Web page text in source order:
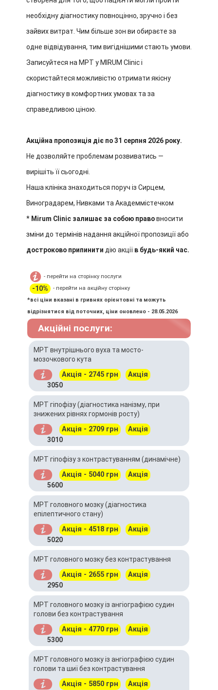
необхідну діагностику повноцінно, зручно і без
зайвих витрат. Чим більше зон ви обираєте за
одне відвідування, тим вигіднішими стають умови.
Записуйтеся на МРТ у MIRUM Clinic і
скористайтеся можливістю отримати якісну
діагностику в комфортних умовах та за
справедливою ціною.
Акційна пропозиція діє по 31 серпня 2026 року.
Не дозволяйте проблемам розвиватись —
вирішіть її сьогодні.
Наша клініка знаходиться поруч із Сирцем,
Виноградарем, Нивками та Академмістечком
* Mirum Clinic залишає за собою правовносити
зміни до термінів надання акційної пропозиції або
достроково припинити дію акції в будь-який час.
- перейти на сторінку послуги
-10%
- перейти на акційну сторінку
*всі ціни вказані в гривнях орієнтовні та можуть
відрізнятися від поточних, ціни оновлено - 28.05.2026
Акційні послуги:
МРТ внутрішнього вуха та мосто-
мозочкового кута
Акція - 2745 грн Акція
3050
МРТ гіпофізу (діагностика нанізму, при
знижених рівнях гормонів росту)
Акція - 2709 грн Акція
3010
МРТ гіпофізу з контрастуванням (динамічне)
Акція - 5040 грн Акція
5600
МРТ головного мозку (діагностика
епілептичного стану)
Акція - 4518 грн Акція
5020
МРТ головного мозку без контрастування
Акція - 2655 грн Акція
2950
МРТ головного мозку із ангіографією судин
голови без контрастування
Акція - 4770 грн Акція
5300
МРТ головного мозку із ангіографією судин
голови та шиї без контрастування
Акція - 5850 грн Акція